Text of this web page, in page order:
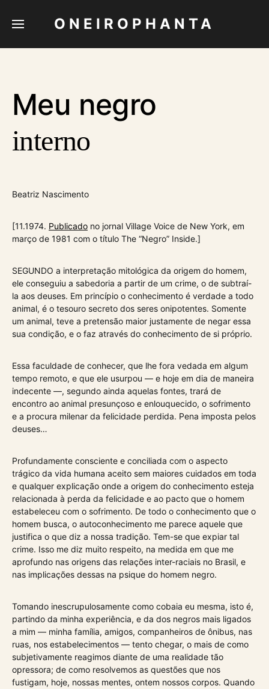
ONEIROPHANTA
Meu negro
interno
Beatriz Nascimento
[11.1974. Publicado no jornal Village Voice de New York, em
março de 1981 com o título The “Negro” Inside.]
SEGUNDO a interpretação mitológica da origem do homem,
ele conseguiu a sabedoria a partir de um crime, o de subtraí-
la aos deuses. Em princípio o conhecimento é verdade a todo
animal, é o tesouro secreto dos seres onipotentes. Somente
um animal, teve a pretensão maior justamente de negar essa
sua condição, e o faz através do conhecimento de si próprio.
Essa faculdade de conhecer, que lhe fora vedada em algum
tempo remoto, e que ele usurpou — e hoje em dia de maneira
indecente —, segundo ainda aquelas fontes, trará de
encontro ao animal presunçoso e enlouquecido, o sofrimento
e a procura milenar da felicidade perdida. Pena imposta pelos
deuses…
Profundamente consciente e conciliada com o aspecto
trágico da vida humana aceito sem maiores cuidados em toda
e qualquer explicação onde a origem do conhecimento esteja
relacionada à perda da felicidade e ao pacto que o homem
estabeleceu com o sofrimento. De todo o conhecimento que o
homem busca, o autoconhecimento me parece aquele que
justifica o que diz a nossa tradição. Tem-se que expiar tal
crime. Isso me diz muito respeito, na medida em que me
aprofundo nas origens das relações inter-raciais no Brasil, e
nas implicações dessas na psique do homem negro.
Tomando inescrupulosamente como cobaia eu mesma, isto é,
partindo da minha experiência, e da dos negros mais ligados
a mim — minha família, amigos, companheiros de ônibus, nas
ruas, nos estabelecimentos — tento chegar, o mais de como
subjetivamente reagimos diante de uma realidade tão
opressora; de como resolvemos as questões que nos
fustigam, hoje, nossas mentes, ontem nossos corpos. Quando